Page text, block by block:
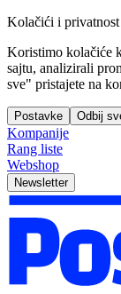
Kolačići i privatnost
Koristimo kolačiće
sajtu, analizirali
sve" pristajete na
Postavke Odbij
Kompanije
Rang liste
Webshop
Newsletter